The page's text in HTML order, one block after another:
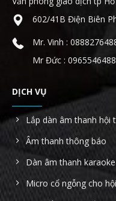
602/41B Điện Biên
Mr. Vinh :
Mr Đức : 0965546488
DỊCH VỤ
Lắp dàn âm thanh hội
Âm thanh thông báo
Dàn âm thanh karaoke
Micro cổ ngỗng cho